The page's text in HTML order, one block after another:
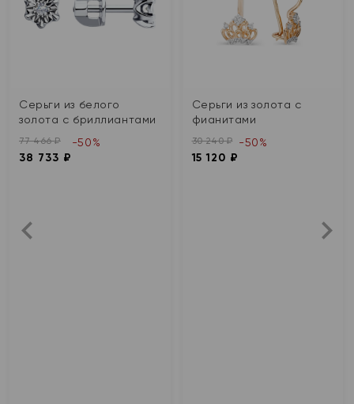
Серьги из белого
золота с бриллиантами
77 466 ₽
38 733 ₽
-50%
Серьги из золота с
фианитами
30 240 ₽
15 120 ₽
-50%